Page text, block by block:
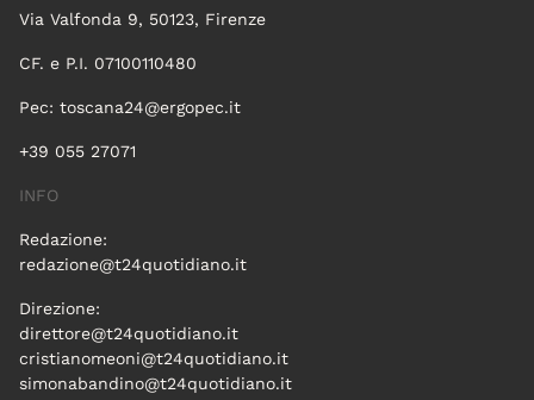
Via Valfonda 9, 50123, Firenze
CF. e P.I. 07100110480
Pec: toscana24@ergopec.it
+39 055 27071
INFO
Redazione:
redazione@t24quotidiano.it
Direzione:
direttore@t24quotidiano.it
cristianomeoni@t24quotidiano.it
simonabandino@t24quotidiano.it